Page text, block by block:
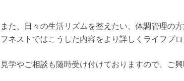
また、日々の生活リズムを整えたい、体調管理の
フネストではこうした内容をより詳しくライフプ
見学やご相談も随時受け付けておりますので、ご